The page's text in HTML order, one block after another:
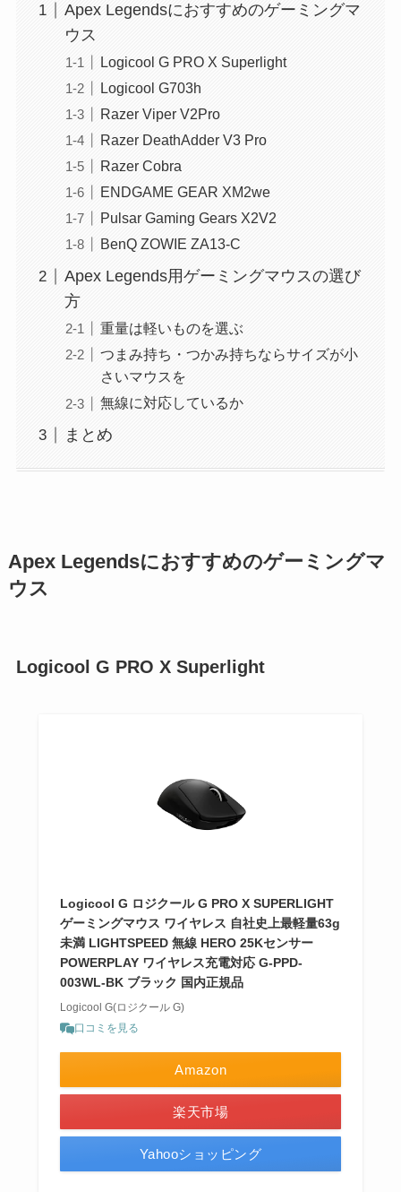
Apex Legendsにおすすめのゲーミングマ
ウス
Logicool G PRO X Superlight
Logicool G703h
Razer Viper V2Pro
Razer DeathAdder V3 Pro
Razer Cobra
ENDGAME GEAR XM2we
Pulsar Gaming Gears X2V2
BenQ ZOWIE ZA13-C
Apex Legends用ゲーミングマウスの選び
方
重量は軽いものを選ぶ
つまみ持ち・つかみ持ちならサイズが小
さいマウスを
無線に対応しているか
まとめ
Apex Legendsにおすすめのゲーミングマ
ウス
Logicool G PRO X Superlight
Logicool G ロジクール G PRO X SUPERLIGHT
ゲーミングマウス ワイヤレス 自社史上最軽量63g
未満 LIGHTSPEED 無線 HERO 25Kセンサー
POWERPLAY ワイヤレス充電対応 G-PPD-
003WL-BK ブラック 国内正規品
Logicool G(ロジクール G)
口コミを見る
Amazon
楽天市場
Yahooショッピング